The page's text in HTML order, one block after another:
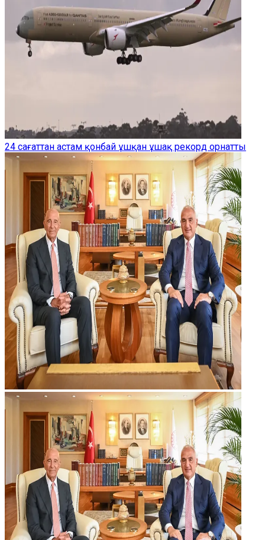
24 сағаттан астам қонбай ұшқан ұшақ рекорд орнатты